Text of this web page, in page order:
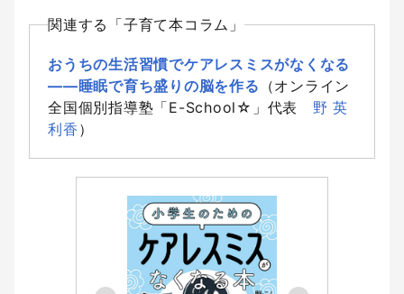
関連する「子育て本コラム」
おうちの生活習慣でケアレスミスがなくなる
――睡眠で育ち盛りの脳を作る （オンライン
全国個別指導塾「E-School☆」代表 野 英
利香 ）